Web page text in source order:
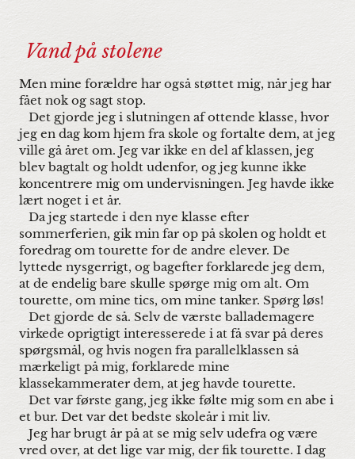
Vand på stolene
Men mine forældre har også støttet mig, når jeg har
fået nok og sagt stop.
Det gjorde jeg i slutningen af ottende klasse, hvor
jeg en dag kom hjem fra skole og fortalte dem, at jeg
ville gå året om. Jeg var ikke en del af klassen, jeg
blev bagtalt og holdt udenfor, og jeg kunne ikke
koncentrere mig om undervisningen. Jeg havde ikke
lært noget i et år.
Da jeg startede i den nye klasse efter
sommerferien, gik min far op på skolen og holdt et
foredrag om tourette for de andre elever. De
lyttede nysgerrigt, og bagefter forklarede jeg dem,
at de endelig bare skulle spørge mig om alt. Om
tourette, om mine tics, om mine tanker. Spørg løs!
Det gjorde de så. Selv de værste ballademagere
virkede oprigtigt interesserede i at få svar på deres
spørgsmål, og hvis nogen fra parallelklassen så
mærkeligt på mig, forklarede mine
klassekammerater dem, at jeg havde tourette.
Det var første gang, jeg ikke følte mig som en abe i
et bur. Det var det bedste skoleår i mit liv.
Jeg har brugt år på at se mig selv udefra og være
vred over, at det lige var mig, der fik tourette. I dag